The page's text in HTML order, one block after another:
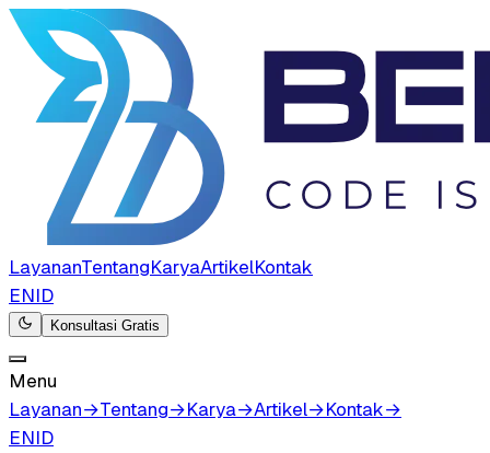
LayananTentangKaryaArtikelKontak
ENID
Konsultasi Gratis
Menu
Layanan→Tentang→Karya→Artikel→Kontak→
ENID